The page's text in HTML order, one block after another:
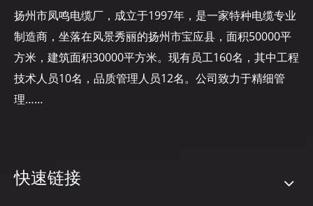
扬州市凤鸣电缆厂，成立于1997年，是一家特种电缆专业
制造商，坐落在风景秀丽的扬州市宝应县，面积50000平
方米，建筑面积30000平方米。现有员工160名，其中工程
技术人员10名，品质管理人员12名。公司致力于精细管
理……
快速链接